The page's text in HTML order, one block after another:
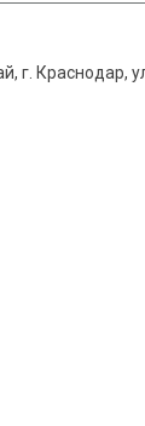
г. Краснодар,